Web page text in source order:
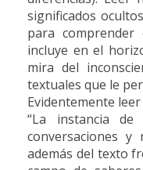
significados
para comprender
incluye en el
mira del
textuales que le
Evidentemente leer
“La instancia
conversaciones y
además del texto